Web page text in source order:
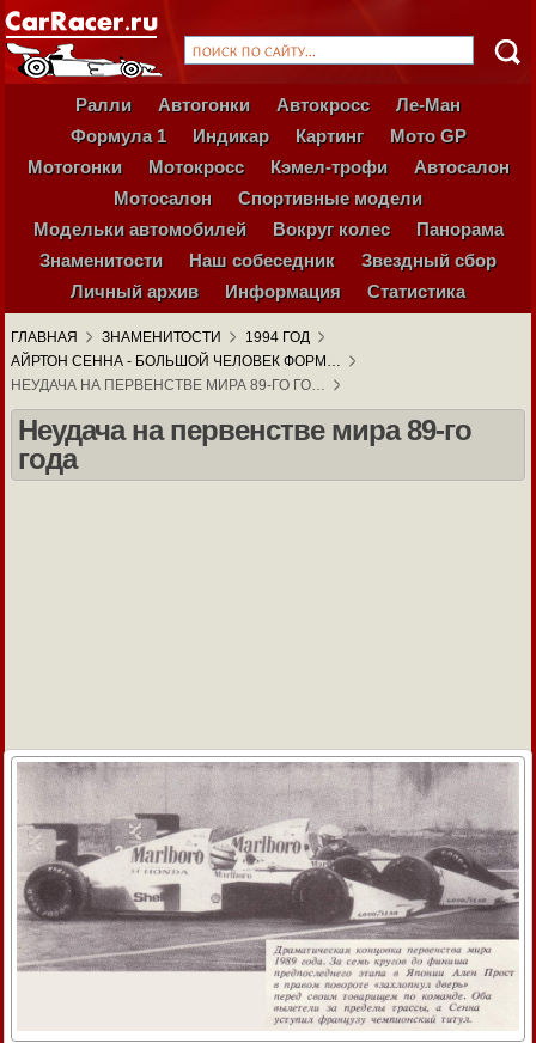
Ралли Автогонки Автокросс
Ле-Ман
Формула 1
Индикар Картинг
Мото GP
Мотогонки
Мотокросс Кэмел-трофи
Автосалон
Мотосалон
Спортивные модели
Модельки автомобилей
Вокруг колес
Панорама
Знаменитости
Наш собеседник
Звездный сбор
Личный архив
Информация Статистика
ГЛАВНАЯ ЗНАМЕНИТОСТИ
1994 ГОД
АЙРТОН СЕННА - БОЛЬШОЙ ЧЕЛОВЕК ФОРМ…
НЕУДАЧА НА ПЕРВЕНСТВЕ МИРА 89-ГО ГО…
Неудача на первенстве мира 89-го
года